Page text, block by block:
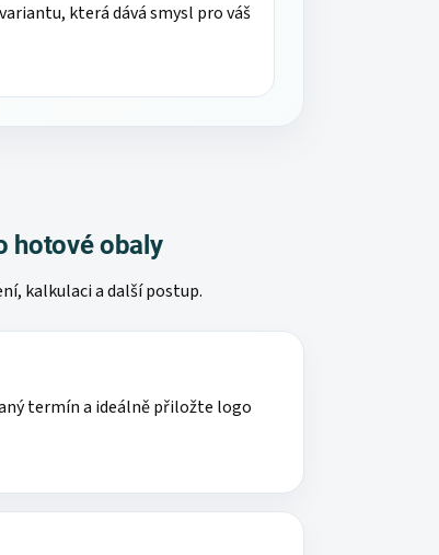
která dává smysl pro váš
hotové obaly
kalkulaci a další postup.
termín a ideálně přiložte logo